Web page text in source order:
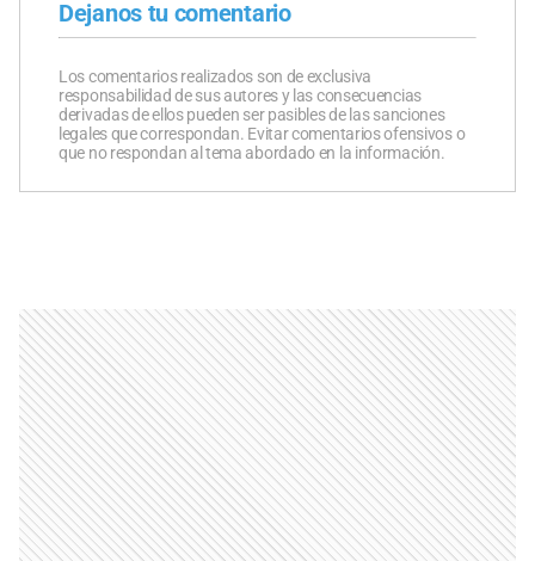
Dejanos tu comentario
Los comentarios realizados son de exclusiva
responsabilidad de sus autores y las consecuencias
derivadas de ellos pueden ser pasibles de las sanciones
legales que correspondan. Evitar comentarios ofensivos o
que no respondan al tema abordado en la información.